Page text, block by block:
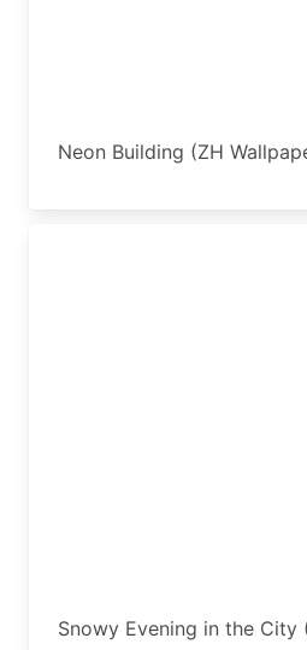
Neon Building (ZH
Snowy Evening in the City